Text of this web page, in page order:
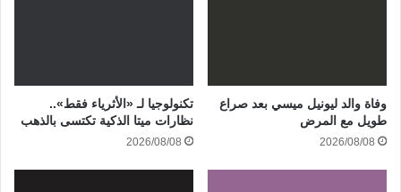
وفاة والد ليونيل ميسي بعد صراع
طويل مع المرض
2026/08/08
تكنولوجيا لـ «الأثرياء فقط»..
نظارات ميتا الذكية تكتسى بالذهب
2026/08/08